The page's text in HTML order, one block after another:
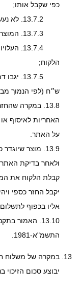
כפי שקבל אותו;
לא
הלקוח;
ש״ח (לפי הנמוך
13.8. במקרה
האחריות לאיסוף
על האתר.
13.9.
מוצר שיוגדר
ולאחר בדיקת
קבלת הלקוח את
יקבל החזר כספי
אליו בכפוף
13.10.
האמור
התשמ"א-1981.
במקרה של משלוח
יבוצע סכום הזיכוי